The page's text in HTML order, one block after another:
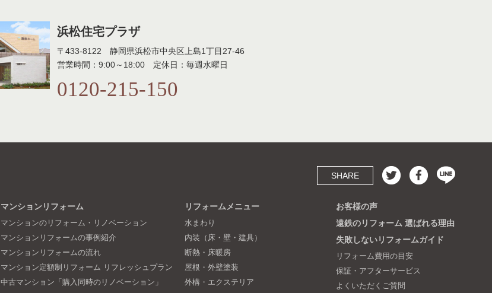
浜松住宅プラザ
〒433-8122 静岡県浜松市中央区上島1丁目27-46
営業時間：9:00～18:00 定休日：毎週水曜日
0120-215-150
SHARE
マンションリフォーム
マンションのリフォーム・リノベーション
マンションリフォームの事例紹介
マンションリフォームの流れ
マンション定額制リフォーム リフレッシュプラン
中古マンション「購入同時のリノベーション」
リフォームメニュー
水まわり
内装（床・壁・建具）
断熱・床暖房
屋根・外壁塗装
外構・エクステリア
お客様の声
遠鉄のリフォーム 選ばれる理由
失敗しないリフォームガイド
リフォーム費用の目安
保証・アフターサービス
よくいただくご質問